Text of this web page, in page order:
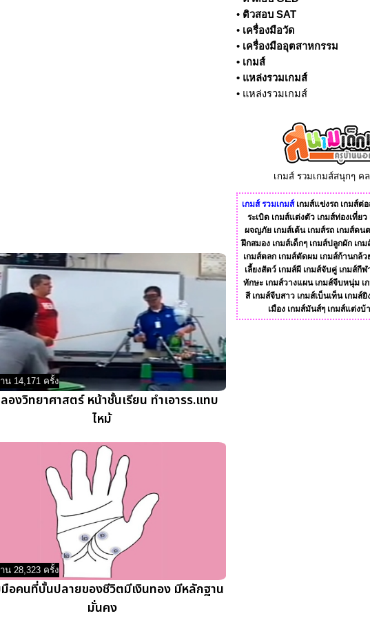
น 14,171 ครั้ง
องวิทยาศาสตร์ หน้าชั้นเรียน ทำเอารร.แทบ
ไหม้
น 28,323 ครั้ง
อคนที่บั้นปลายของชีวิตมีเงินทอง มีหลักฐาน
มั่นคง
• ติวสอบ SAT
• เครื่องมือวัด
• เครื่องมืออุตสาหกรรม
• เกมส์
• แหล่งรวมเกมส์
• แหล่งรวมเกมส์
เกมส์ รวมเกมส์สนุกๆ ค
เกมส์ รวมเกมส์ เกมส์แข่งรถ เกมส์ต่อ
ระเบิด เกมส์แต่งตัว เกมส์ท่องเที่ยว
ผจญภัย เกมส์เต้น เกมส์รถ เกมส์ดน
ฝึกสมอง เกมส์เด็กๆ เกมส์ปลูกผัก เก
เกมส์ตลก เกมส์ตัดผม เกมส์ก้านกล้ว
เลี้ยงสัตว์ เกมส์ผี เกมส์จับคู่ เกมส์กีฬ
ทักษะ เกมส์วางแผน เกมส์จีบหนุ่ม เ
สี เกมส์จีบสาว เกมส์เบ็นเท็น เกมส์ยิ
เมือง เกมส์มันส์ๆ เกมส์แต่งบ้